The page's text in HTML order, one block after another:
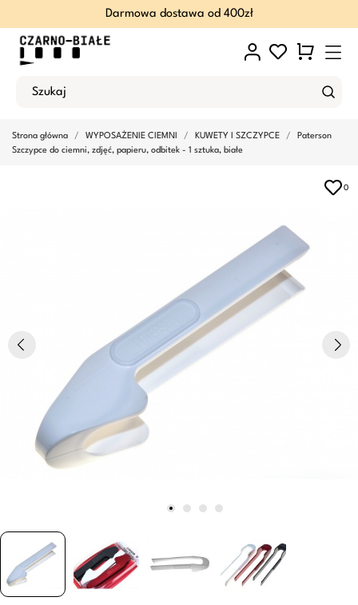
Darmowa dostawa od 400zł
Strona główna WYPOSAŻENIE CIEMNI KUWETY I SZCZYPCE
Paterson
Szczypce do ciemni, zdjęć, papieru, odbitek - 1 sztuka, białe
0